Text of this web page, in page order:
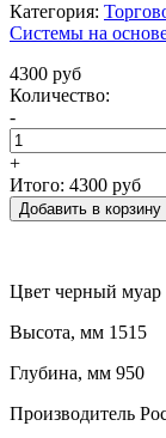
Категория:
Системы на
4300 руб
Количество:
-
+
Итого: 4300 руб
Цвет черный муар
Высота, мм 1515
Глубина, мм 950
Производитель